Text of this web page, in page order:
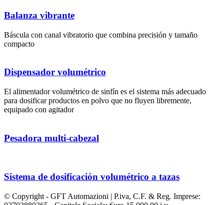
Balanza vibrante
Báscula con canal vibratorio que combina precisión y tamaño
compacto
Dispensador volumétrico
El alimentador volumétrico de sinfín es el sistema más adecuado
para dosificar productos en polvo que no fluyen libremente,
equipado con agitador
Pesadora multi-cabezal
Sistema de dosificación volumétrico a tazas
© Copyright - GFT Automazioni | P.iva, C.F. & Reg. Imprese: